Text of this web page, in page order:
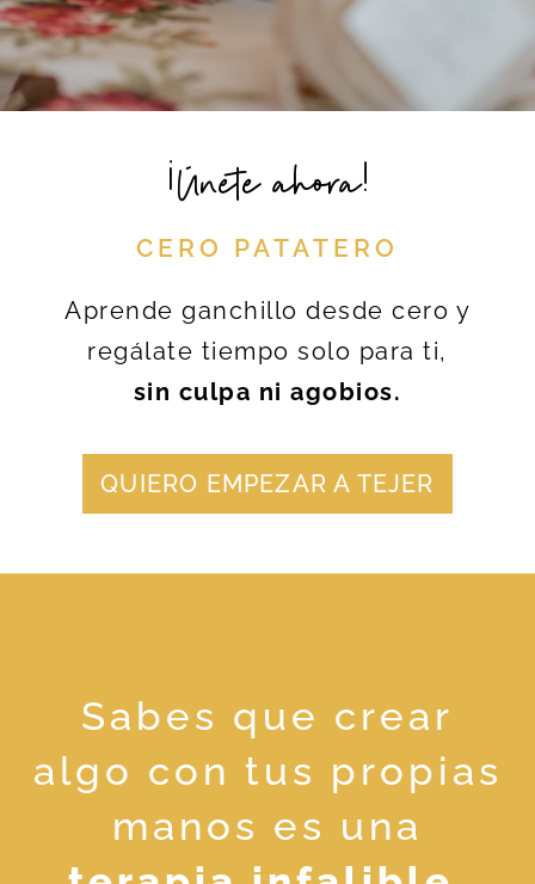
¡Únete ahora!
CERO PATATERO
Aprende ganchillo desde cero y
regálate tiempo solo para ti,
sin culpa ni agobios.
QUIERO EMPEZAR A TEJER
Sabes que crear
algo con tus propias
manos es una